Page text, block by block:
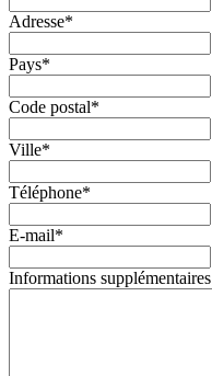
Adresse*
Pays*
Code postal*
Ville*
Téléphone*
E-mail*
Informations supplémentaires